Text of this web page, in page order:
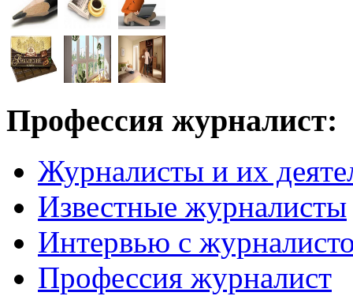
Профессия журналист:
Журналисты и их
Известные журналисты
Интервью с
Профессия журналист